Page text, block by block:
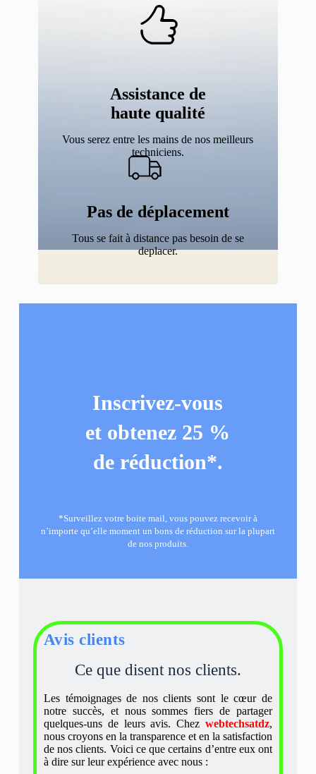
Assistance de
haute qualité
Vous serez entre les mains de nos meilleurs
techniciens.
Pas de déplacement
Tous se fait à distance pas besoin de se
deplacer.
Inscrivez-vous
et obtenez 25 %
de réduction*.
*Surveillez votre boite mail, vous pouvez recevoir à
n’importe qu’elle moment un bons de réduction sur la plupart
de nos produits.
Avis clients
Ce que disent nos clients​.
Les témoignages de nos clients sont le cœur de
notre succès, et nous sommes fiers de partager
quelques-uns de leurs avis. Chezwebtechsatdz,
nous croyons en la transparence et en la satisfaction
de nos clients. Voici ce que certains d’entre eux ont
à dire sur leur expérience avec nous :